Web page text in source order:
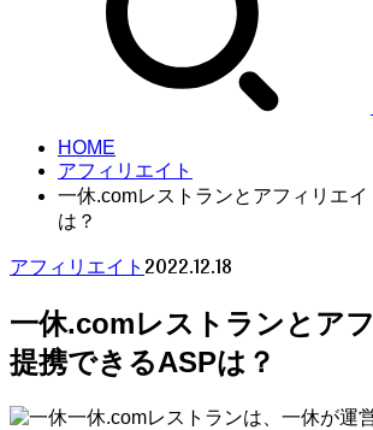
HOME
アフィリエイト
一休.comレストランとアフィリエ
は？
アフィリエイト 2022.12.18
一休.comレストランとア
提携できるASPは？
一休.comレストランは、一休が運